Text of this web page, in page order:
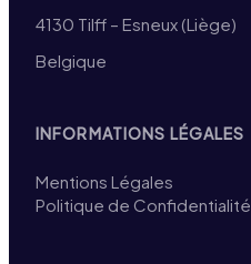
4130 Tilff – Esneux (Liège)
Belgique
INFORMATIONS LÉGALES
Mentions Légales
Politique de Confidentialité